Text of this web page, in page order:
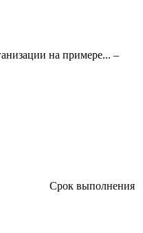
на примере... –
Срок выполнения